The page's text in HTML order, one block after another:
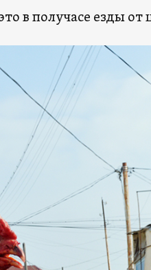
в получасе езды от